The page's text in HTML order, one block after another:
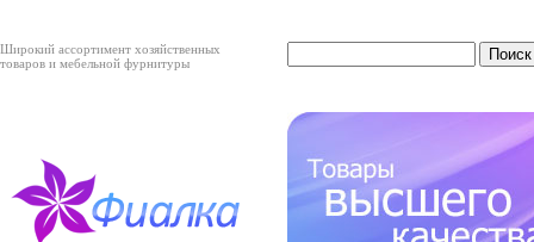
Широкий ассортимент хозяйственных
товаров и мебельной фурнитуры